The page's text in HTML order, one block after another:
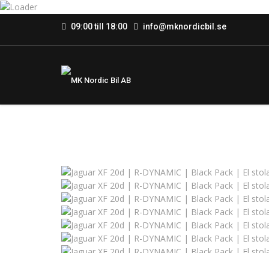
09:00 till 18:00 info@mknordicbil.se